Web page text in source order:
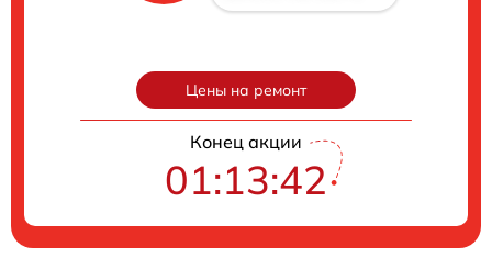
Цены на ремонт
Конец акции
01:13:41